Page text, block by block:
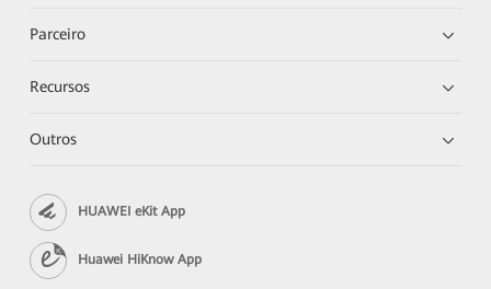
Parceiro
Recursos
Outros
HUAWEI eKit App
Huawei HiKnow App